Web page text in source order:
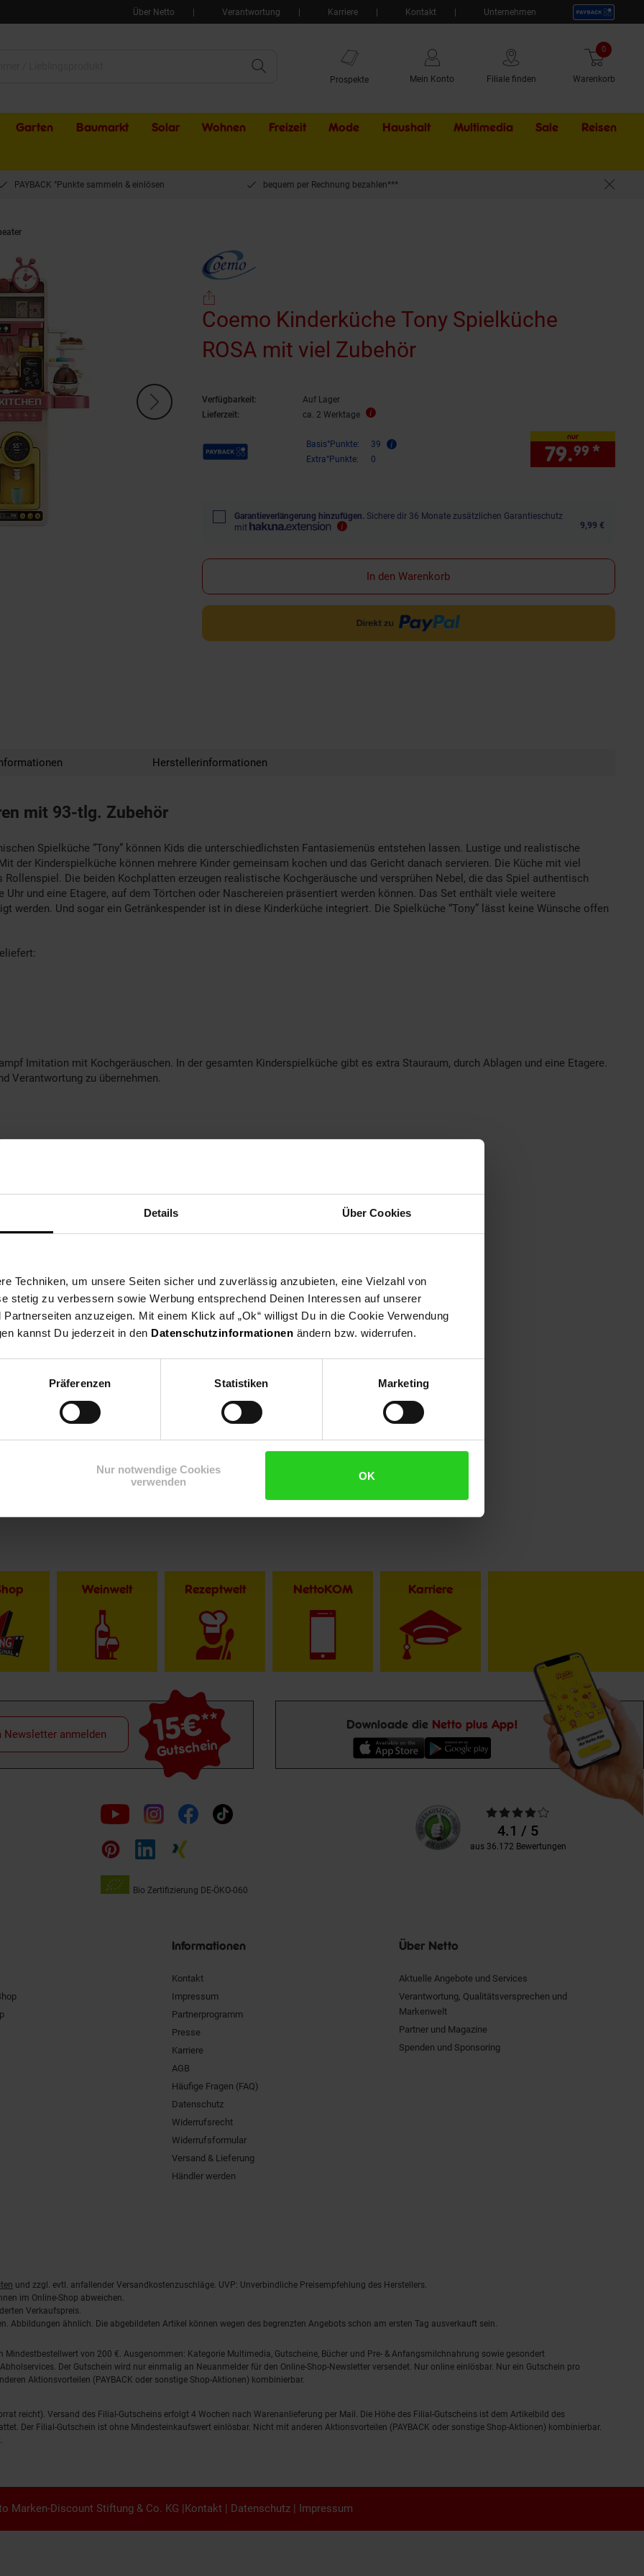
Details Über Cookies
Techniken, um unsere Seiten sicher und zuverlässig anzubieten, eine Vielzahl von
stetig zu verbessern sowie Werbung entsprechend Deinen Interessen auf unserer
anzuzeigen. Mit einem Klick auf „Ok“ willigst Du in die Cookie Verwendung
kannst Du jederzeit in den Datenschutzinformationen ändern bzw. widerrufen.
Präferenzen Statistiken Marketing
Nur notwendige Cookies
verwenden
OK
Über Netto Verantwortung Karriere Kontakt Unternehmen
Prospekte Mein Konto Filiale finden Warenkorb
0 Artikel
Garten Baumarkt Solar Wohnen Freizeit Mode Haushalt Multimedia Sale Externer
Reisen
PAYBACK °Punkte sammeln & einlösen bequem per Rechnung bezahlen***
Coemo Kinderküche Tony Spielküche
ROSA mit viel Zubehör
Verfügbarkeit:
Auf Lager
Lieferzeit:
ca. 2 Werktage
Payback Punkte Basis°Punkte:
39
Extra°Punkte:
0
nur
79.99 *
Garantieverlängerung hinzufügen. Sichere dir 36 Monate zusätzlichen Garantieschutz
mit
9,99 €
In den Warenkorb
Herstellerinformationen
mit 93-tlg. Zubehör
Spielküche “Tony” können Kids die unterschiedlichsten Fantasiemenüs entstehen lassen. Lustige und realistische
der Kinderspielküche können mehrere Kinder gemeinsam kochen und das Gericht danach servieren. Die Küche mit viel
Die beiden Kochplatten erzeugen realistische Kochgeräusche und versprühen Nebel, die das Spiel authentisch
und eine Etagere, auf dem Törtchen oder Naschereien präsentiert werden können. Das Set enthält viele weitere
werden. Und sogar ein Getränkespender ist in diese Kinderküche integriert. Die Spielküche “Tony” lässt keine Wünsche offen
Imitation mit Kochgeräuschen. In der gesamten Kinderspielküche gibt es extra Stauraum, durch Ablagen und eine Etagere.
Verantwortung zu übernehmen.
Küchenuhr, Kühlschrank, Dunstabzugshaube und Getränkespender
ist vorhanden
Weinwelt Rezeptwelt NettoKOM Karriere
15€**
Gutschein
Newsletter anmelden
Downloade die Netto plus App!
Folge
uns
auf
Bio Zertifizierung DE-ÖKO-060
Unsere
Kundenbewertungen
Durchschnittliche
Bewertungen4.1 / 5
aus 36.172 Bewertungen
Informationen
Kontakt
Impressum
Partnerprogramm
Presse
Karriere
AGB
Häufige Fragen (FAQ)
Datenschutz
Widerrufsrecht
Widerrufsformular
Versand & Lieferung
Händler werden
Über Netto
Aktuelle Angebote und Services
Verantwortung, Qualitätsversprechen und
Markenwelt
Partner und Magazine
Spenden und Sponsoring
und zzgl. evtl. anfallender Versandkostenzuschläge. UVP: Unverbindliche Preisempfehlung des Herstellers.
im Online-Shop abweichen.
Verkaufspreis.
Abbildungen ähnlich. Die abgebildeten Artikel können wegen des begrenzten Angebots schon am ersten Tag ausverkauft sein.
von 200 €. Ausgenommen: Kategorie Multimedia, Gutscheine, Bücher und Pre- & Anfangsmilchnahrung sowie gesondert
Der Gutschein wird nur einmalig an Neuanmelder für den Online-Shop-Newsletter versendet. Nur online einlösbar. Nur ein Gutschein pro
Aktionsvorteilen (PAYBACK oder sonstige Shop-Aktionen) kombinierbar.
reicht). Versand des Filial-Gutscheins erfolgt 4 Wochen nach Warenanlieferung per Mail. Die Höhe des Filial-Gutscheins ist dem Artikelbild des
Der Filial-Gutschein ist ohne Mindesteinkaufswert einlösbar. Nicht mit anderen Aktionsvorteilen (PAYBACK oder sonstige Shop-Aktionen) kombinierbar.
Marken-Discount Stiftung & Co. KG | Kontakt Datenschutz| Impressum